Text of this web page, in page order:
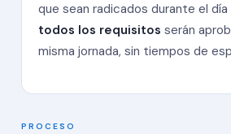
que sean radicados durante el día
todos los requisitos serán
misma jornada, sin tiempos de
PROCESO